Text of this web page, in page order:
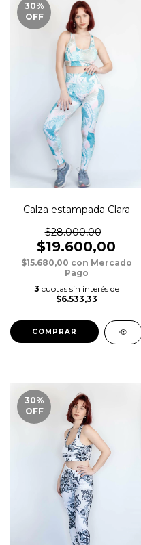
30%
OFF
Calza estampada Clara
$28.000,00
$19.600,00
$15.680,00 con Mercado
Pago
3 cuotas sin interés de
$6.533,33
COMPRAR
30%
OFF